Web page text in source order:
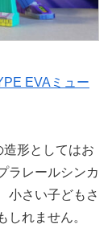
EVAミュー
形としてはお
ラレールシンカ
小さい子どもさ
しれません。